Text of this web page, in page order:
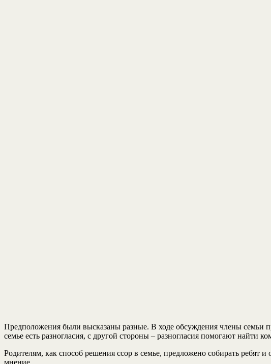
Предположения были высказаны разные. В ходе обсуждения члены семьи
семье есть разногласия, с другой стороны – разногласия помогают найти
Родителям, как способ решения ссор в семье, предложено собирать ребят
мнение.